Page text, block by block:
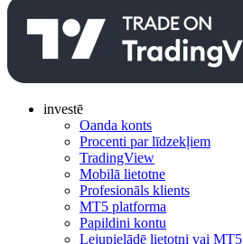
investē
Oanda konts
Procenti par līdzekļiem
TradingView
Mobilā lietotne
Profesionāls klients
MT5 platforma
Papildini kontu
Lejupielādē lietotni vai MT5